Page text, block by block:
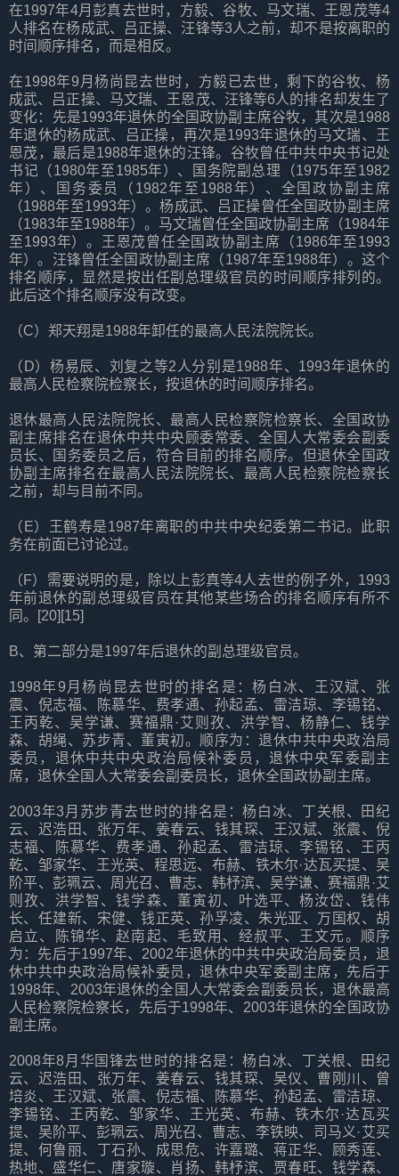
在1997年4月彭真去世时，方毅、谷牧、马文瑞、王恩茂等4
人排名在杨成武、吕正操、汪锋等3人之前，却不是按离职的
时间顺序排名，而是相反。
在1998年9月杨尚昆去世时，方毅已去世，剩下的谷牧、杨
成武、吕正操、马文瑞、王恩茂、汪锋等6人的排名却发生了
变化：先是1993年退休的全国政协副主席谷牧，其次是1988
年退休的杨成武、吕正操，再次是1993年退休的马文瑞、王
恩茂，最后是1988年退休的汪锋。谷牧曾任中共中央书记处
书记（1980年至1985年）、国务院副总理（1975年至1982
年）、国务委员（1982年至1988年）、全国政协副主席
（1988年至1993年）。杨成武、吕正操曾任全国政协副主席
（1983年至1988年）。马文瑞曾任全国政协副主席（1984年
至1993年）。王恩茂曾任全国政协副主席（1986年至1993
年）。汪锋曾任全国政协副主席（1987年至1988年）。这个
排名顺序，显然是按出任副总理级官员的时间顺序排列的。
此后这个排名顺序没有改变。
（C）郑天翔是1988年卸任的最高人民法院院长。
（D）杨易辰、刘复之等2人分别是1988年、1993年退休的
最高人民检察院检察长，按退休的时间顺序排名。
退休最高人民法院院长、最高人民检察院检察长、全国政协
副主席排名在退休中共中央顾委常委、全国人大常委会副委
员长、国务委员之后，符合目前的排名顺序。但退休全国政
协副主席排名在最高人民法院院长、最高人民检察院检察长
之前，却与目前不同。
（E）王鹤寿是1987年离职的中共中央纪委第二书记。此职
务在前面已讨论过。
（F）需要说明的是，除以上彭真等4人去世的例子外，1993
年前退休的副总理级官员在其他某些场合的排名顺序有所不
同。[20][15]
B、第二部分是1997年后退休的副总理级官员。
1998年9月杨尚昆去世时的排名是：杨白冰、王汉斌、张
震、倪志福、陈慕华、费孝通、孙起孟、雷洁琼、李锡铭、
王丙乾、吴学谦、赛福鼎·艾则孜、洪学智、杨静仁、钱学
森、胡绳、苏步青、董寅初。顺序为：退休中共中央政治局
委员，退休中共中央政治局候补委员，退休中央军委副主
席，退休全国人大常委会副委员长，退休全国政协副主席。
2003年3月苏步青去世时的排名是：杨白冰、丁关根、田纪
云、迟浩田、张万年、姜春云、钱其琛、王汉斌、张震、倪
志福、陈慕华、费孝通、孙起孟、雷洁琼、李锡铭、王丙
乾、邹家华、王光英、程思远、布赫、铁木尔·达瓦买提、吴
阶平、彭珮云、周光召、曹志、韩杼滨、吴学谦、赛福鼎·艾
则孜、洪学智、钱学森、董寅初、叶选平、杨汝岱、钱伟
长、任建新、宋健、钱正英、孙孚凌、朱光亚、万国权、胡
启立、陈锦华、赵南起、毛致用、经叔平、王文元。顺序
为：先后于1997年、2002年退休的中共中央政治局委员，退
休中共中央政治局候补委员，退休中央军委副主席，先后于
1998年、2003年退休的全国人大常委会副委员长，退休最高
人民检察院检察长，先后于1998年、2003年退休的全国政协
副主席。
2008年8月华国锋去世时的排名是：杨白冰、丁关根、田纪
云、迟浩田、张万年、姜春云、钱其琛、吴仪、曹刚川、曾
培炎、王汉斌、张震、倪志福、陈慕华、孙起孟、雷洁琼、
李锡铭、王丙乾、邹家华、王光英、布赫、铁木尔·达瓦买
提、吴阶平、彭珮云、周光召、曹志、李铁映、司马义·艾买
提、何鲁丽、丁石孙、成思危、许嘉璐、蒋正华、顾秀莲、
热地、盛华仁、唐家璇、肖扬、韩杼滨、贾春旺、钱学森、